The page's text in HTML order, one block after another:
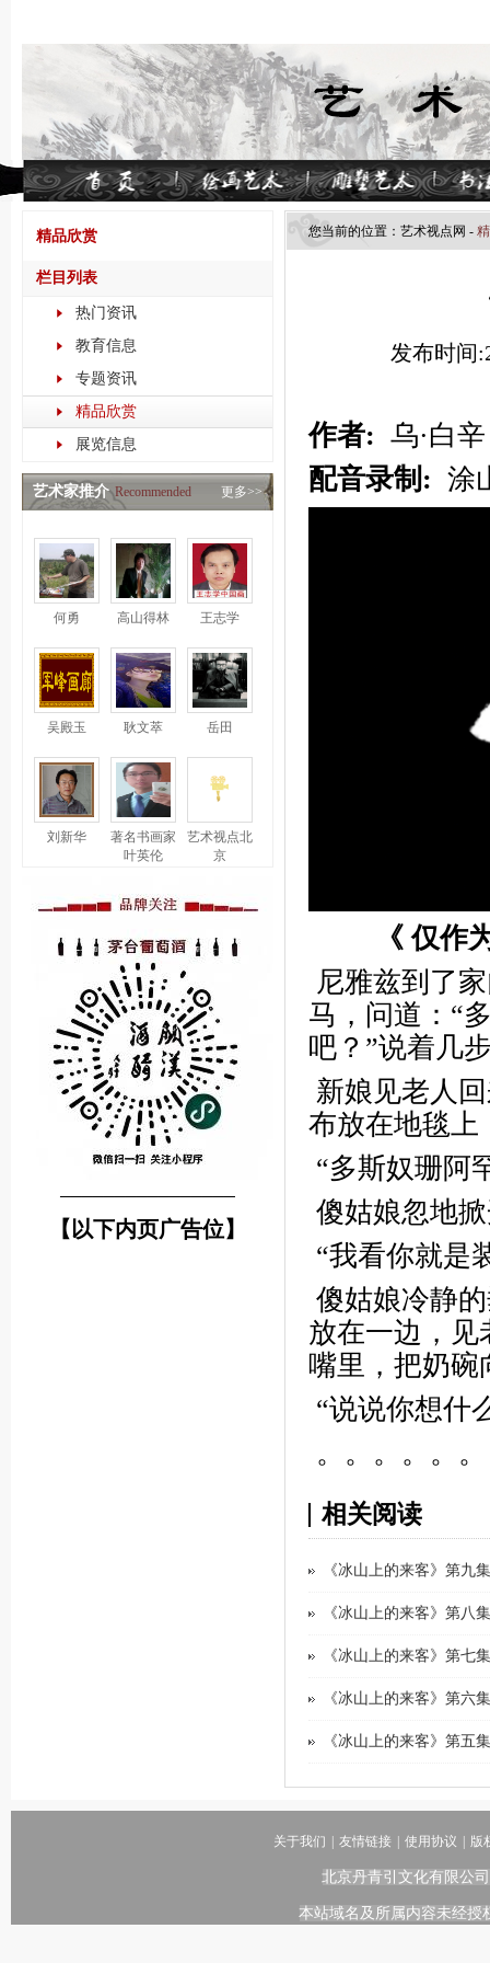
精品欣赏
栏目列表
热门资讯
教育信息
专题资讯
精品欣赏
展览信息
艺术家推介 Recommended 更多>>
何勇 高山得林 王志学
吴殿玉 耿文萃 岳田
刘新华
著名书画家
叶英伦
艺术视点北
京
────────────────
【以下内页广告位】
您当前的位置： 艺术视点​网 -
发布时间
作者: 乌·白辛
配音录制: 涂
《 仅作
尼雅兹到了
马，问道：“
吧？”说着几
新娘见老人
布放在地毯上
“多斯奴珊阿
傻姑娘忽地
“我看你就是
傻姑娘冷静
放在一边，见
嘴里，把奶碗
“说说你想什
。。。。。。
相关阅读
《冰山上的来客》第九
《冰山上的来客》第八
《冰山上的来客》第七
《冰山上的来客》第六
《冰山上的来客》第五
关于我们 友情链接 使用协议 版
北京丹青引文化有限公
本站域名及所属内容未经授